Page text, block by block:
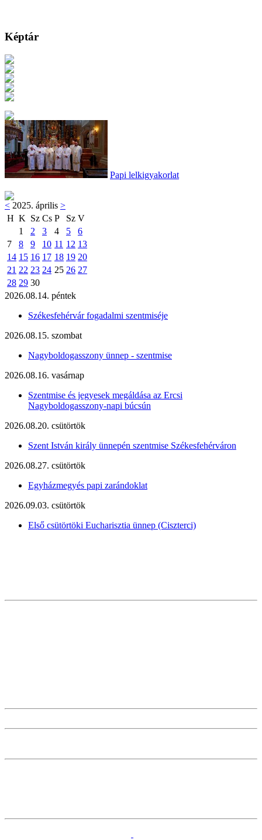
Képtár
Papi lelkigyakorlat
< 2025. április >
H K Sz Cs P Sz V
1
2 3 4 5
6
7
8 9 10 11 12 13
14 15 16 17 18 19 20
21 22 23 24 25 26 27
28 29 30
2026.08.14. péntek
Székesfehérvár fogadalmi szentmiséje
2026.08.15. szombat
Nagyboldogasszony ünnep - szentmise
2026.08.16. vasárnap
Szentmise és jegyesek megáldása az Ercsi
Nagyboldogasszony-napi búcsún
2026.08.20. csütörtök
Szent István király ünnepén szentmise Székesfehérváron
2026.08.27. csütörtök
Egyházmegyés papi zarándoklat
2026.09.03. csütörtök
Első csütörtöki Eucharisztia ünnep (Ciszterci)